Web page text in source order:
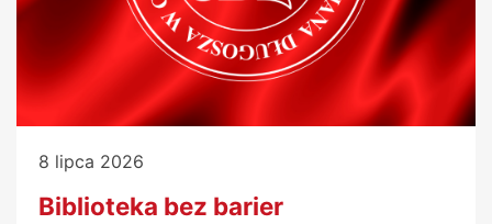
8 lipca 2026
Biblioteka bez barier